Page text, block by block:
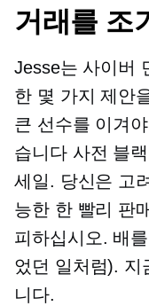
거래를 조
Jesse는 사이버
한 몇 가지 제안
큰 선수를 이겨
습니다 사전 블
세일. 당신은 고
능한 한 빨리 판
피하십시오. 배
었던 일처럼). 지
니다.